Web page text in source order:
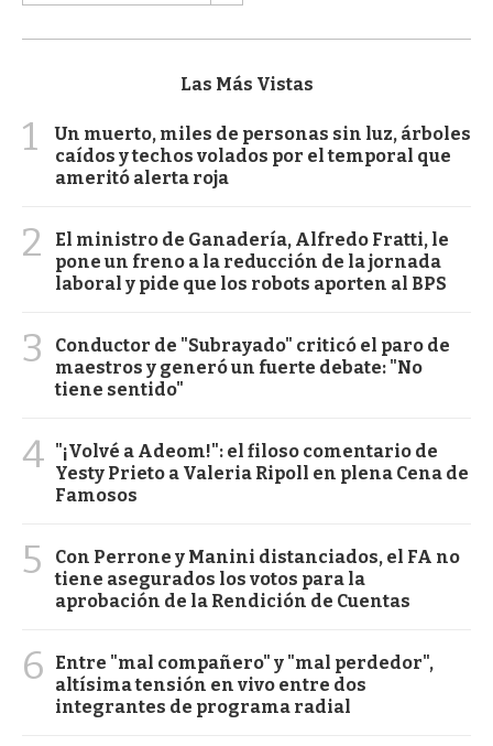
Las Más Vistas
1
Un muerto, miles de personas sin luz, árboles
caídos y techos volados por el temporal que
ameritó alerta roja
2
El ministro de Ganadería, Alfredo Fratti, le
pone un freno a la reducción de la jornada
laboral y pide que los robots aporten al BPS
3
Conductor de "Subrayado" criticó el paro de
maestros y generó un fuerte debate: "No
tiene sentido"
4 "¡Volvé a Adeom!": el filoso comentario de
Yesty Prieto a Valeria Ripoll en plena Cena de
Famosos
5
Con Perrone y Manini distanciados, el FA no
tiene asegurados los votos para la
aprobación de la Rendición de Cuentas
6
Entre "mal compañero" y "mal perdedor",
altísima tensión en vivo entre dos
integrantes de programa radial